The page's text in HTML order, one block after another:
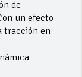
de
un efecto
tracción en